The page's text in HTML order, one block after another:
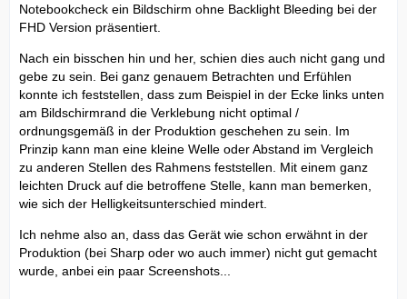
Notebookcheck ein Bildschirm ohne Backlight Bleeding bei der
FHD Version präsentiert.
Nach ein bisschen hin und her, schien dies auch nicht gang und
gebe zu sein. Bei ganz genauem Betrachten und Erfühlen
konnte ich feststellen, dass zum Beispiel in der Ecke links unten
am Bildschirmrand die Verklebung nicht optimal /
ordnungsgemäß in der Produktion geschehen zu sein. Im
Prinzip kann man eine kleine Welle oder Abstand im Vergleich
zu anderen Stellen des Rahmens feststellen. Mit einem ganz
leichten Druck auf die betroffene Stelle, kann man bemerken,
wie sich der Helligkeitsunterschied mindert.
Ich nehme also an, dass das Gerät wie schon erwähnt in der
Produktion (bei Sharp oder wo auch immer) nicht gut gemacht
wurde, anbei ein paar Screenshots...